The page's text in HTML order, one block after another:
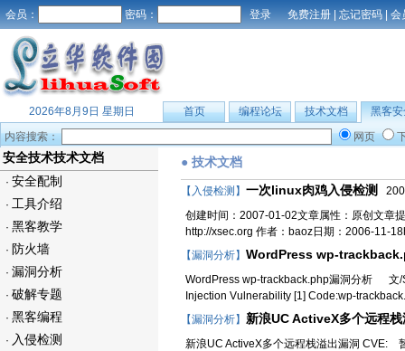
会员： 密码： 免费注册 | 忘记密码 | 会
2026年8月9日 星期日 首页 编程论坛 技术文档
黑客安
内容搜索：
网页
安全技术技术文档
· 安全配制
· 工具介绍
· 黑客教学
· 防火墙
· 漏洞分析
· 破解专题
· 黑客编程
· 入侵检测
● 技术文档
【入侵检测】 一次linux肉鸡入侵检测
创建时间：2007-01-02文章属性：原创文章
http://xsec.org 作者：baoz日期：2006-11-
【漏洞分析】 WordPress wp-
WordPress wp-trackback.php漏洞分析 文/
Injection Vulnerability [1] Code:wp-
【漏洞分析】 新浪UC ActiveX多个远程
新浪UC ActiveX多个远程栈溢出漏洞 CVE: